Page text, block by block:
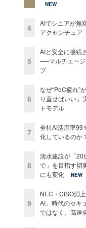
NEW
4
AIでシニアが無
アクセンチュア
5
AIと安全に接続
──マルチエージ
プ
6
なぜ“PoC疲れ”
り直せばいい」
トモデル
7
全社AI活用率99
化しているのか
8
清水建設が「20
で」を目指す切
にも変化
NEW
9
NEC・CISO淵
AI」時代のセキ
ではなく、高速